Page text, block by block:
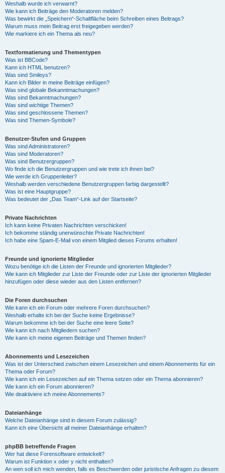
Weshalb wurde ich verwarnt?
Wie kann ich Beiträge den Moderatoren melden?
Was bewirkt die „Speichern“-Schaltfläche beim Schreiben eines Beitrags?
Warum muss mein Beitrag erst freigegeben werden?
Wie markiere ich ein Thema als neu?
Textformatierung und Thementypen
Was ist BBCode?
Kann ich HTML benutzen?
Was sind Smileys?
Kann ich Bilder in meine Beiträge einfügen?
Was sind globale Bekanntmachungen?
Was sind Bekanntmachungen?
Was sind wichtige Themen?
Was sind geschlossene Themen?
Was sind Themen-Symbole?
Benutzer-Stufen und Gruppen
Was sind Administratoren?
Was sind Moderatoren?
Was sind Benutzergruppen?
Wo finde ich die Benutzergruppen und wie trete ich ihnen bei?
Wie werde ich Gruppenleiter?
Weshalb werden verschiedene Benutzergruppen farbig dargestellt?
Was ist eine Hauptgruppe?
Was bedeutet der „Das Team“-Link auf der Startseite?
Private Nachrichten
Ich kann keine Privaten Nachrichten verschicken!
Ich bekomme ständig unerwünschte Private Nachrichten!
Ich habe eine Spam-E-Mail von einem Mitglied dieses Forums erhalten!
Freunde und ignorierte Mitglieder
Wozu benötige ich die Listen der Freunde und ignorierten Mitglieder?
Wie kann ich Mitglieder zur Liste der Freunde oder zur Liste der ignorierten Mitglieder
hinzufügen oder diese wieder aus den Listen entfernen?
Die Foren durchsuchen
Wie kann ich ein Forum oder mehrere Foren durchsuchen?
Weshalb erhalte ich bei der Suche keine Ergebnisse?
Warum bekomme ich bei der Suche eine leere Seite?
Wie kann ich nach Mitgliedern suchen?
Wie kann ich meine eigenen Beiträge und Themen finden?
Abonnements und Lesezeichen
Was ist der Unterschied zwischen einem Lesezeichen und einem Abonnements für ein
Thema oder Forum?
Wie kann ich ein Lesezeichen auf ein Thema setzen oder ein Thema abonnieren?
Wie kann ich ein Forum abonnieren?
Wie deaktiviere ich meine Abonnements?
Dateianhänge
Welche Dateianhänge sind in diesem Forum zulässig?
Kann ich eine Übersicht all meiner Dateianhänge erhalten?
phpBB betreffende Fragen
Wer hat diese Forensoftware entwickelt?
Warum ist Funktion x oder y nicht enthalten?
An wen soll ich mich wenden, falls es Beschwerden oder juristische Anfragen zu diesem